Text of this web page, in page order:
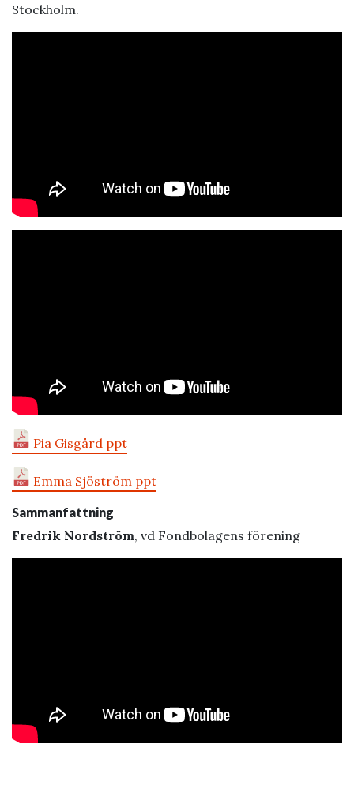
Stockholm.
Pia Gisgård ppt
Emma Sjöström ppt
Sammanfattning
Fredrik Nordström, vd Fondbolagens förening